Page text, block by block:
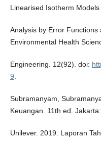
Linearised Isotherm
Analysis by Error Functions
Environmental Health
Engineering. 12(92). doi:
9
Subramanyam,
Keuangan. 11th ed.
Unilever. 2019. Laporan